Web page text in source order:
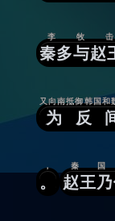
秦多与赵
李牧
为反
又向南抵御韩国和
。
，
赵王
秦